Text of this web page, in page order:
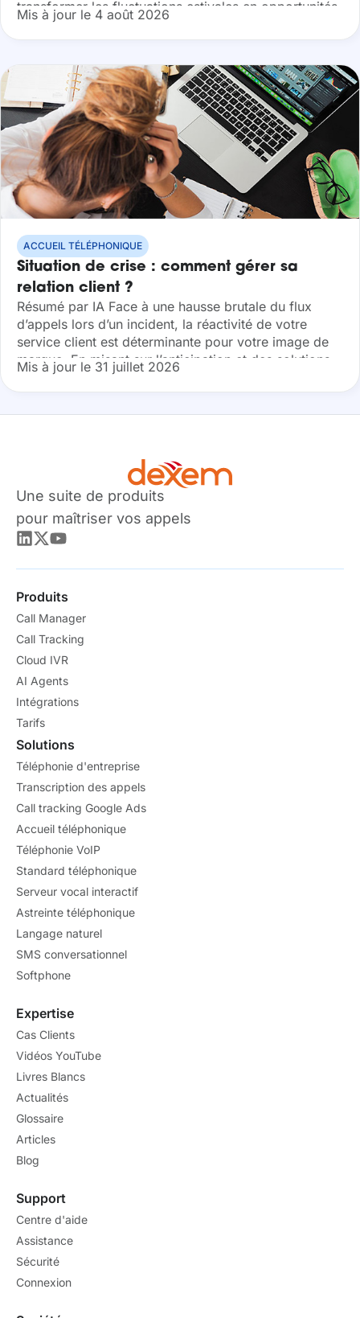
transformer les fluctuations estivales en opportunités
stratégiques pour optimiser vos budgets
publicitaires...
Mis à jour le 4 août 2026
ACCUEIL TÉLÉPHONIQUE
Situation de crise : comment gérer sa
relation client ?
Résumé par IA Face à une hausse brutale du flux
d’appels lors d’un incident, la réactivité de votre
service client est déterminante pour votre image de
marque. En misant sur l’anticipation et des solutions
Cloud performantes,...
Mis à jour le 31 juillet 2026
Une suite de produits
pour maîtriser vos appels
Produits
Call Manager
Call Tracking
Cloud IVR
AI Agents
Intégrations
Tarifs
Solutions
Téléphonie d'entreprise
Transcription des appels
Call tracking Google Ads
Accueil téléphonique
Téléphonie VoIP
Standard téléphonique
Serveur vocal interactif
Astreinte téléphonique
Langage naturel
SMS conversationnel
Softphone
Expertise
Cas Clients
Vidéos YouTube
Livres Blancs
Actualités
Glossaire
Articles
Blog
Support
Centre d'aide
Assistance
Sécurité
Connexion